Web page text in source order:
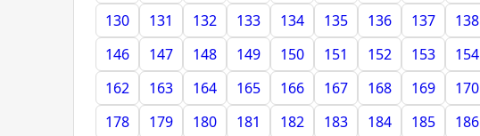
130
131 132 133 134 135 136 137 138
146
147 148 149 150 151 152 153 154
162
163 164 165 166 167 168 169 170
178
179 180 181 182 183 184 185 186